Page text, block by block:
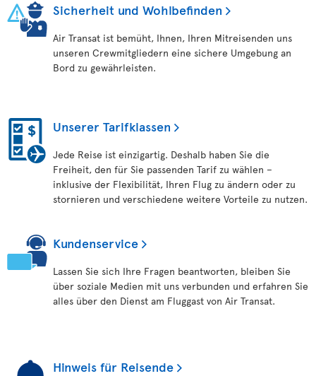
Sicherheit und Wohlbefinden
Air Transat ist bemüht, Ihnen, Ihren Mitreisenden uns
unseren Crewmitgliedern eine sichere Umgebung an
Bord zu gewährleisten.
Unserer Tarifklassen
Jede Reise ist einzigartig. Deshalb haben Sie die
Freiheit, den für Sie passenden Tarif zu wählen –
inklusive der Flexibilität, Ihren Flug zu ändern oder zu
stornieren und verschiedene weitere Vorteile zu nutzen.
Kundenservice
Lassen Sie sich Ihre Fragen beantworten, bleiben Sie
über soziale Medien mit uns verbunden und erfahren Sie
alles über den Dienst am Fluggast von Air Transat.
Hinweis für Reisende